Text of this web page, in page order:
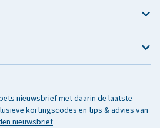
nieuwsbrief met daarin de laatste
kortingscodes en tips & advies van
nieuwsbrief